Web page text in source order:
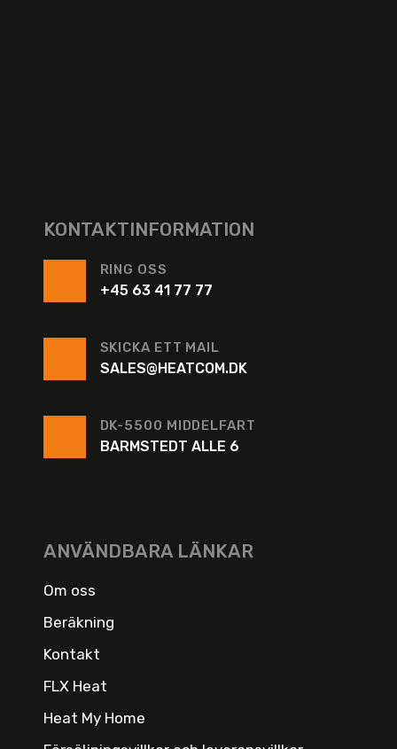
KONTAKTINFORMATION
RING OSS
+45 63 41 77 77
SKICKA ETT MAIL
SALES@HEATCOM.DK
DK-5500 MIDDELFART
BARMSTEDT ALLE 6
ANVÄNDBARA LÄNKAR
Om oss
Beräkning
Kontakt
FLX Heat
Heat My Home